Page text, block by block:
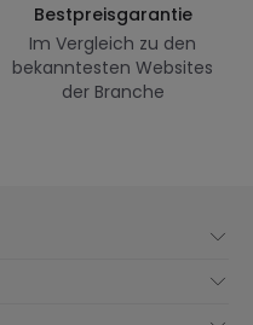
Bestpreisgarantie
Im Vergleich zu den
bekanntesten Websites
der Branche